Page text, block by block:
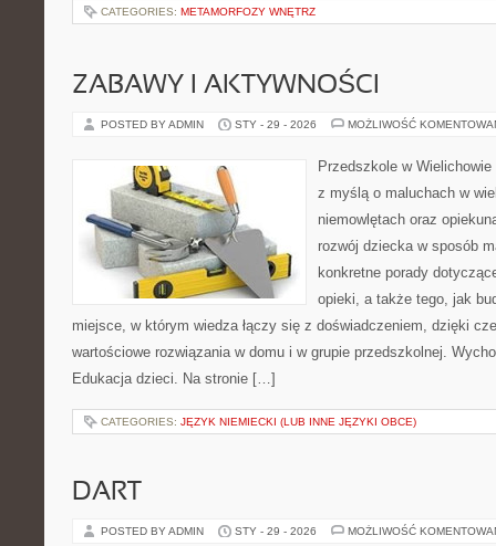
CATEGORIES: METAMORFOZY WNĘTRZ
ZABAWY I AKTYWNOŚCI
POSTED BY ADMIN STY - 29 - 2026 MOŻLIWOŚĆ
Przedszkole w
z myślą o maluchach w
niemowlętach oraz
rozwój dziecka w sposób
konkretne porady
opieki, a także tego, jak
miejsce, w którym wiedza łączy się z doświadczeniem, dzięki
wartościowe rozwiązania w domu i w grupie przedszkolnej.
Edukacja dzieci. Na stronie […]
CATEGORIES: JĘZYK NIEMIECKI (LUB INNE JĘZYKI OBCE)
DART
POSTED BY ADMIN STY - 29 - 2026 MOŻLIWOŚĆ